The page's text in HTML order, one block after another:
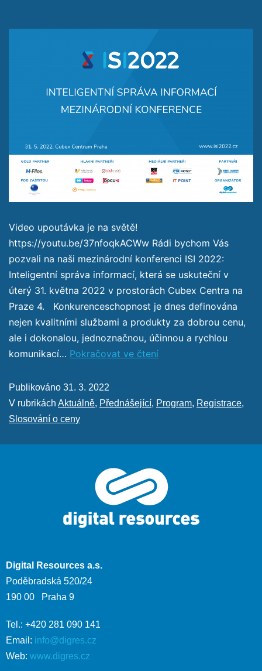
Video upoutávka je na světě!
https://youtu.be/37nfoqkACWw Rádi bychom Vás
pozvali na naši mezinárodní konferenci ISI 2022:
Inteligentní správa informací, která se uskuteční v
úterý 31. května 2022 v prostorách Cubex Centra na
Praze 4. Konkurenceschopnost je dnes definována
nejen kvalitními službami a produkty za dobrou cenu,
ale i dokonalou, jednoznačnou, účinnou a rychlou
komunikací… Pokračovat ve čtení
Publikováno 31. 3. 2022
V rubrikách Aktuálně, Přednášející, Program, Registrace,
Slosování o ceny
Digital Resources a.s.
Poděbradská 520/24
190 00 Praha 9
Tel.: +420 281 090 141
Email: info@digres.cz
Web: www.digres.cz